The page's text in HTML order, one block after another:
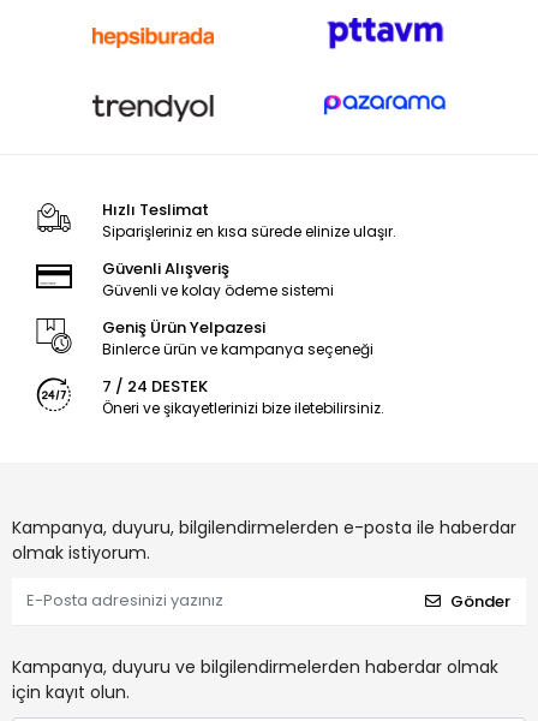
Hızlı Teslimat
Siparişleriniz en kısa sürede elinize ulaşır.
Güvenli Alışveriş
Güvenli ve kolay ödeme sistemi
Geniş Ürün Yelpazesi
Binlerce ürün ve kampanya seçeneği
7 / 24 DESTEK
Öneri ve şikayetlerinizi bize iletebilirsiniz.
Kampanya, duyuru, bilgilendirmelerden e-posta ile haberdar
olmak istiyorum.
Gönder
Kampanya, duyuru ve bilgilendirmelerden haberdar olmak
için kayıt olun.